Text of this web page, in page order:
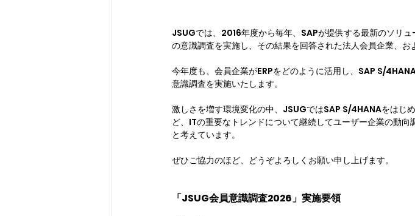
JSUGでは、2016年度から毎年、SAPが提供する最新のソリ
の意識調査を実施し、その結果を回答された法人会員企業、お
今年度も、会員企業がERPをどのように活用し、SAP S/
意識調査を実施いたします。
激しさを増す環境変化の中、JSUGではSAP S/4HANAをは
ど、ITの重要なトレンドについて継続してユーザー企業の動
と考えています。
ぜひご協力のほど、どうぞよろしくお願い申し上げます。
「JSUG会員意識調査2026」実施要領